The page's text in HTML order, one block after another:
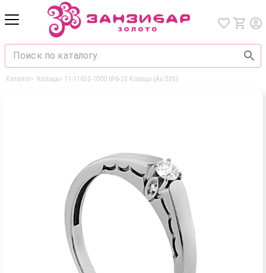
Каталог> Кольца> 11-11652-1000 №6-22 Кольцо (Au 585)